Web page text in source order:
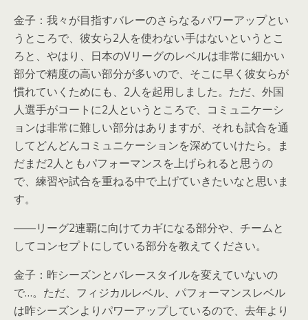
金子：我々が目指すバレーのさらなるパワーアップとい
うところで、彼女ら2人を使わない手はないというとこ
ろと、やはり、日本のVリーグのレベルは非常に細かい
部分で精度の高い部分が多いので、そこに早く彼女らが
慣れていくためにも、2人を起用しました。ただ、外国
人選手がコートに2人というところで、コミュニケーシ
ョンは非常に難しい部分はありますが、それも試合を通
してどんどんコミュニケーションを深めていけたら。ま
だまだ2人ともパフォーマンスを上げられると思うの
で、練習や試合を重ねる中で上げていきたいなと思いま
す。
――リーグ2連覇に向けてカギになる部分や、チームと
してコンセプトにしている部分を教えてください。
金子：昨シーズンとバレースタイルを変えていないの
で…。ただ、フィジカルレベル、パフォーマンスレベル
は昨シーズンよりパワーアップしているので、去年より